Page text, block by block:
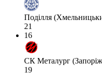
Поділля
21
16
СК Металург
19